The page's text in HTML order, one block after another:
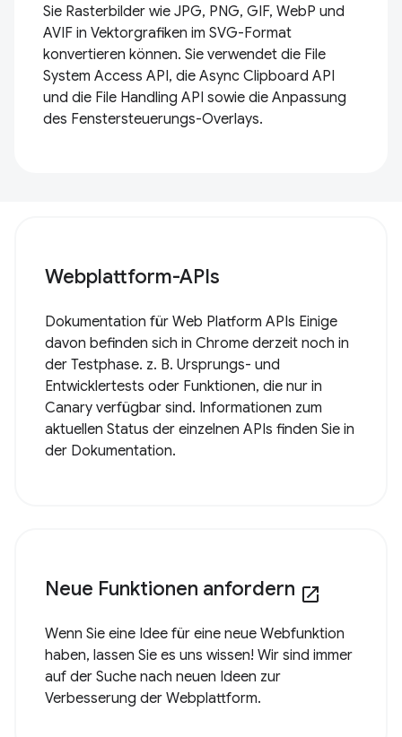
Sie Rasterbilder wie JPG, PNG, GIF, WebP und
AVIF in Vektorgrafiken im SVG-Format
konvertieren können. Sie verwendet die File
System Access API, die Async Clipboard API
und die File Handling API sowie die Anpassung
des Fenstersteuerungs-Overlays.
Webplattform-APIs
Dokumentation für Web Platform APIs Einige
davon befinden sich in Chrome derzeit noch in
der Testphase. z. B. Ursprungs- und
Entwicklertests oder Funktionen, die nur in
Canary verfügbar sind. Informationen zum
aktuellen Status der einzelnen APIs finden Sie in
der Dokumentation.
Neue Funktionen anfordern open_in_new
Wenn Sie eine Idee für eine neue Webfunktion
haben, lassen Sie es uns wissen! Wir sind immer
auf der Suche nach neuen Ideen zur
Verbesserung der Webplattform.